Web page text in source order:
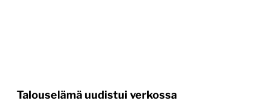
Talouselämä uudistui verkossa